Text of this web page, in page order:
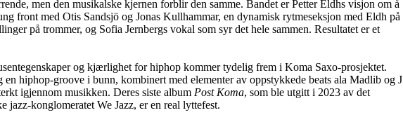
men den musikalske kjernen forblir den samme. Bandet er Petter Eldhs visjon om å
front med Otis Sandsjö og Jonas Kullhammar, en dynamisk rytmeseksjon med Eldh på
på trommer, og Sofia Jernbergs vokal som syr det hele sammen. Resultatet er et
og kjærlighet for hiphop kommer tydelig frem i Koma Saxo-prosjektet.
en hiphop-groove i bunn, kombinert med elementer av oppstykkede beats ala Madlib og J
igjennom musikken. Deres siste album Post Koma, som ble utgitt i 2023 av det
jazz-konglomeratet We Jazz, er en real lyttefest.